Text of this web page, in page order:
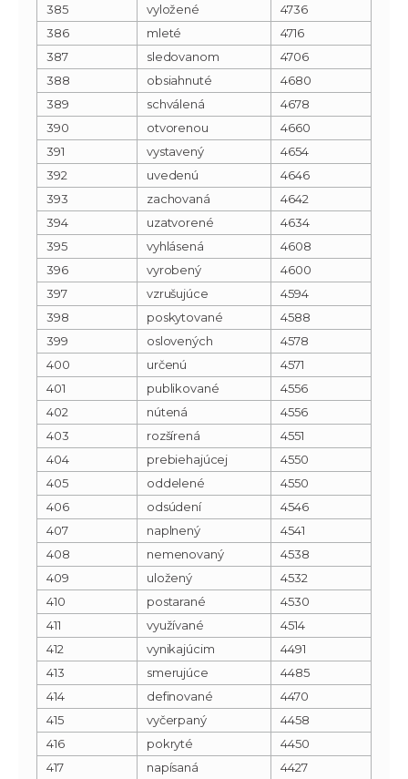
385
vyložené
4736
386
mleté
4716
387
sledovanom
4706
388
obsiahnuté
4680
389
schválená
4678
390
otvorenou
4660
391
vystavený
4654
392
uvedenú
4646
393
zachovaná
4642
394
uzatvorené
4634
395
vyhlásená
4608
396
vyrobený
4600
397
vzrušujúce
4594
398
poskytované
4588
399
oslovených
4578
400
určenú
4571
401
publikované
4556
402
nútená
4556
403
rozšírená
4551
404
prebiehajúcej
4550
405
oddelené
4550
406
odsúdení
4546
407
naplnený
4541
408
nemenovaný
4538
409
uložený
4532
410
postarané
4530
411
využívané
4514
412
vynikajúcim
4491
413
smerujúce
4485
414
definované
4470
415
vyčerpaný
4458
416
pokryté
4450
417
napísaná 4427